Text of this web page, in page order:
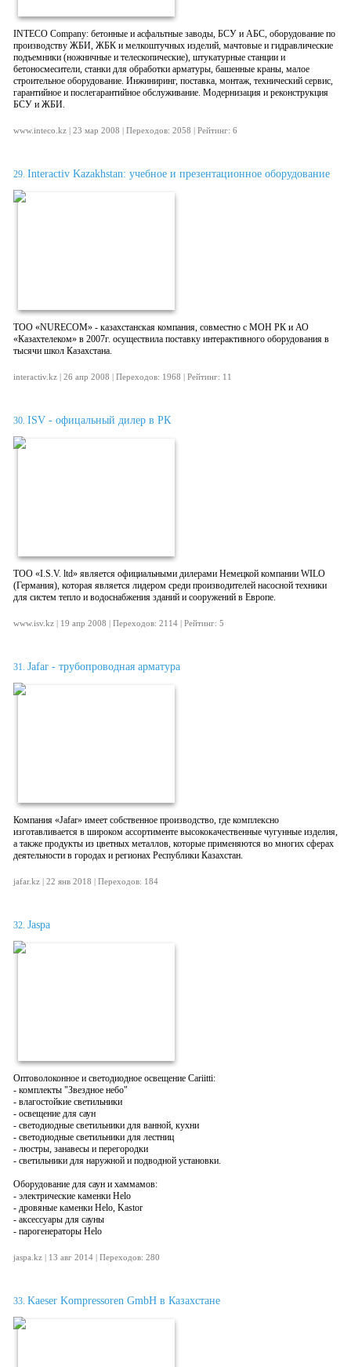
INTECO Company: бетонные и асфальтные заводы, БСУ и АБС, оборудование по
производству ЖБИ, ЖБК и мелкоштучных изделий, мачтовые и гидравлические
подъемники (ножничные и телескопические), штукатурные станции и
бетоносмесители, станки для обработки арматуры, башенные краны, малое
строительное оборудование. Инжиниринг, поставка, монтаж, технический сервис,
гарантийное и послегарантийное обслуживание. Модернизация и реконструкция
БСУ и ЖБИ.
www.inteco.kz | 23 мар 2008 | Переходов: 2058 | Рейтинг: 6
29. Interactiv Kazakhstan: учебное и презентационное оборудование
ТОО «NURECOM» - казахстанская компания, совместно с МОН РК и АО
«Казахтелеком» в 2007г. осуществила поставку интерактивного оборудования в
тысячи школ Казахстана.
interactiv.kz | 26 апр 2008 | Переходов: 1968 | Рейтинг: 11
30. ISV - офицальный дилер в РК
ТОО «I.S.V. ltd» является официальными дилерами Немецкой компании WILO
(Германия), которая является лидером среди производителей насосной техники
для систем тепло и водоснабжения зданий и сооружений в Европе.
www.isv.kz | 19 апр 2008 | Переходов: 2114 | Рейтинг: 5
31. Jafar - трубопроводная арматура
Компания «Jafar» имеет собственное производство, где комплексно
изготавливается в широком ассортименте высококачественные чугунные изделия,
а также продукты из цветных металлов, которые применяются во многих сферах
деятельности в городах и регионах Республики Казахстан.
jafar.kz | 22 янв 2018 | Переходов: 184
32. Jaspa
Оптоволоконное и светодиодное освещение Cariitti:
- комплекты "Звездное небо"
- влагостойкие светильники
- освещение для саун
- светодиодные светильники для ванной, кухни
- светодиодные светильники для лестниц
- люстры, занавесы и перегородки
- светильники для наружной и подводной установки.
Оборудование для саун и хаммамов:
- электрические каменки Helo
- дровяные каменки Helo, Kastor
- аксессуары для сауны
- парогенераторы Helo
jaspa.kz | 13 авг 2014 | Переходов: 280
33. Kaeser Kompressoren GmbH в Казахстане